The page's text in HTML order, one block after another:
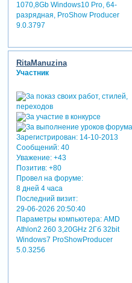
1070,8Gb Windows10 Pro, 64-
разрядная, ProShow Producer
9.0.3797
RitaManuzina
Участник
Зарегистрирован: 14-10-2013
Сообщений:40
Уважение: +43
Позитив: +80
Провел на форуме:
8 дней 4 часа
Последний визит:
29-06-2026 20:50:40
Параметры компьютера:AMD
Athlon2 260 3,20GHz 2Гб 32bit
Windows7 ProShowProducer
5.0.3256